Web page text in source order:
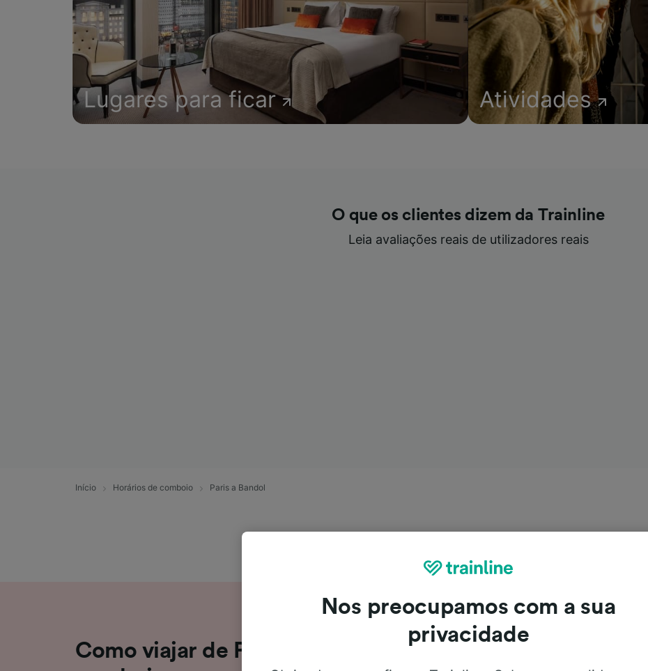
Lugares para ficar Atividades
O que os clientes dizem da Trainline
Leia avaliações reais de utilizadores reais
Início Horários de comboio Paris a Bandol
Como viajar de Paris para Bandol de
Nos preocupamos com a sua
privacidade